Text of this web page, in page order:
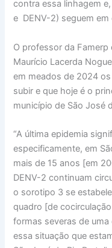
contra essa linhagem
e DENV-2) seguem em
O professor da
Maurício Lacerda
em meados de 2024
subir e que hoje é o
município de São José
“A última epidemia
especificamente, em
mais de 15 anos [em
DENV-2 continuam
o sorotipo 3 se
quadro [de
formas severas de
essa situação que